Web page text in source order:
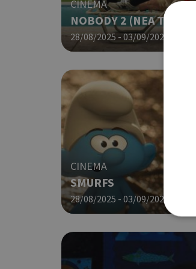
CINEMA
NOBODY 2 (ΝΕΑ ΤΑΙΝΙΑ)
28/08/2025 - 03/09/2025
CINEMA
SMURFS
28/08/2025 - 03/09/2025